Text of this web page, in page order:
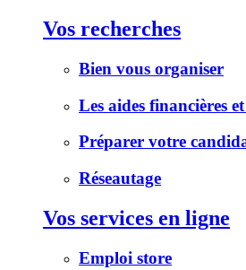
Vos recherches
Bien vous organiser
Les aides financières
Préparer votre
Réseautage
Vos services en ligne
Emploi store